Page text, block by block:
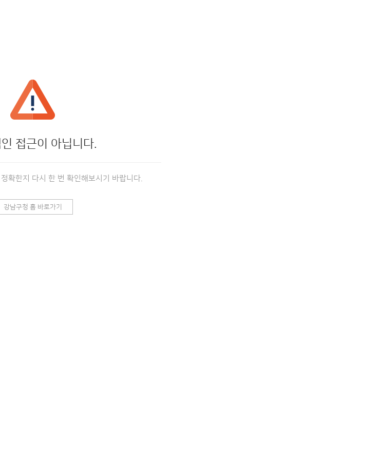
접근이 아닙니다.
확한지 다시 한 번 확인해보시기 바랍니다.
강남구청 홈 바로가기